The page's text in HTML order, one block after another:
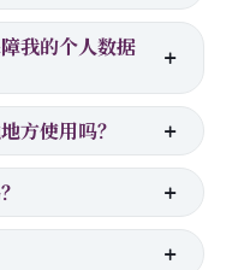
我的个人数据
方使用吗？